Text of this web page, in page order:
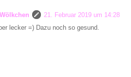
21. Februar 2019 um 14:28
lecker =) Dazu noch so gesund.